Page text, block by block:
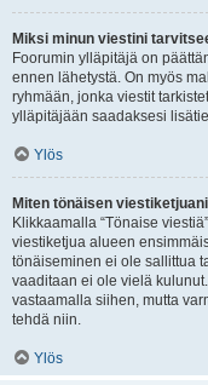
Miksi minun viestini
Foorumin ylläpitäjä on
ennen lähetystä. On myös
ryhmään, jonka viestit
ylläpitäjään saadaksesi
Ylös
Miten tönäisen
Klikkaamalla “Tönaise
viestiketjua alueen
tönäiseminen ei ole sallittua
vaaditaan ei ole vielä
vastaamalla siihen, mutta
tehdä niin.
Ylös